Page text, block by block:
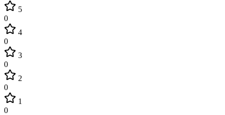
5
0
4
0
3
0
2
0
1
0